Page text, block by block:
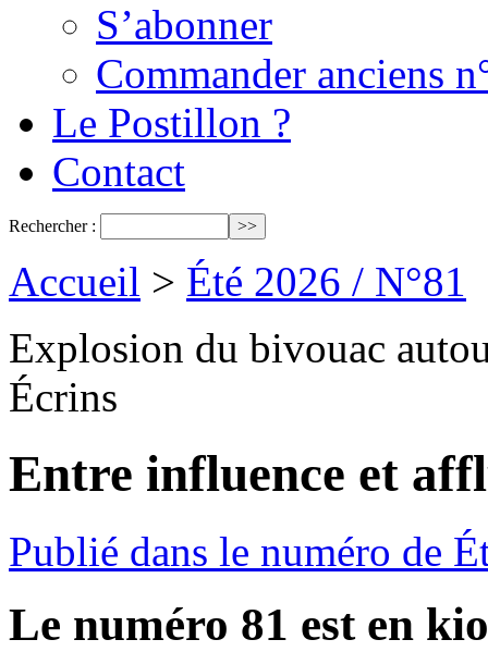
S’abonner
Commander anciens
Le Postillon ?
Contact
Rechercher :
Accueil > Été 2026 / N°81
Explosion du bivouac
Écrins
Entre influence et
Publié dans le numéro de
Le numéro 81 est en